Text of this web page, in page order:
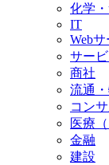
化学
IT
Web
サー
商社
流通
コン
医療
金融
建設